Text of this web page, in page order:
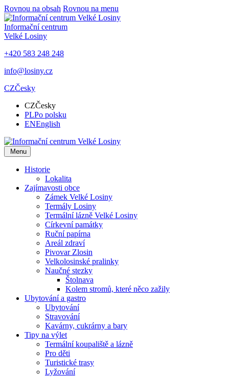
Rovnou na obsah Rovnou na menu
Informační centrum
Velké Losiny
+420 583 248 248
info@losiny.cz
CZČesky
CZČesky
PLPo polsku
ENEnglish
Menu
Historie
Lokalita
Zajímavosti obce
Zámek Velké Losiny
Termály Losiny
Termální lázně Velké Losiny
Církevní památky
Ruční papírna
Areál zdraví
Pivovar Zlosin
Velkolosinské pralinky
Naučné stezky
Štolnava
Kolem stromů, které něco zažily
Ubytování a gastro
Ubytování
Stravování
Kavárny, cukrárny a bary
Tipy na výlet
Termální koupaliště a lázně
Pro děti
Turistické trasy
Lyžování